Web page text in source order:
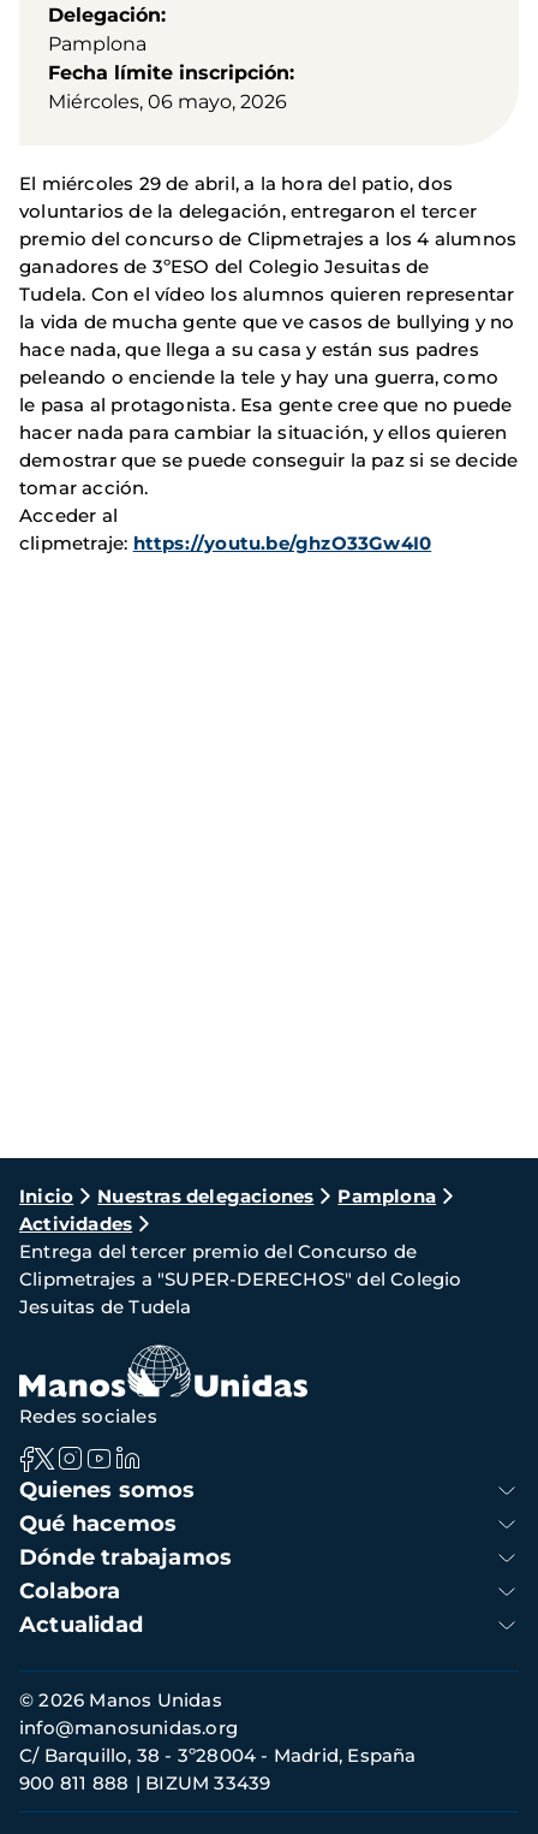
Delegación
Pamplona
Fecha límite inscripción
Miércoles, 06 mayo, 2026
El miércoles 29 de abril, a la hora del patio, dos
voluntarios de la delegación, entregaron el tercer
premio del concurso de Clipmetrajes a los 4 alumnos
ganadores de 3ºESO del Colegio Jesuitas de
Tudela. Con el vídeo los alumnos quieren representar
la vida de mucha gente que ve casos de bullying y no
hace nada, que llega a su casa y están sus padres
peleando o enciende la tele y hay una guerra, como
le pasa al protagonista. Esa gente cree que no puede
hacer nada para cambiar la situación, y ellos quieren
demostrar que se puede conseguir la paz si se decide
tomar acción.
Acceder al
clipmetraje: https://youtu.be/ghzO33Gw4I0
Ruta
de
navegación
Inicio Nuestras delegaciones
Pamplona
Actividades
Entrega del tercer premio del Concurso de
Clipmetrajes a "SUPER-DERECHOS" del Colegio
Jesuitas de Tudela
Navegación
principal
Quienes somos
Qué hacemos
Dónde trabajamos
Colabora
Actualidad
Redes sociales
Información
de
contacto
© 2026 Manos Unidas
C/ Barquillo, 38 - 3º28004 - Madrid, España
900 811 888
BIZUM 33439
info@manosunidas.org